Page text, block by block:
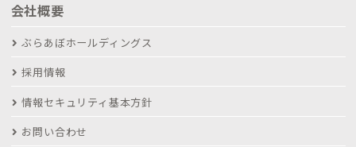
会社概要
ぶらあぼホールディングス
採用情報
情報セキュリティ基本方針
お問い合わせ